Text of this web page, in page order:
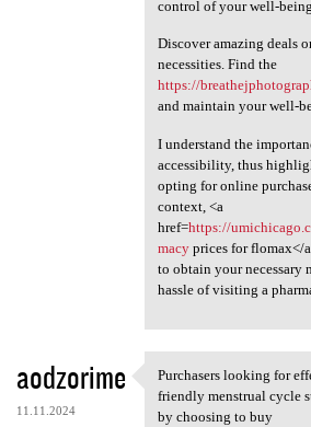
control of your well-
Discover amazing deals
necessities. Find the
https://
and maintain your well-
I understand the
accessibility, thus
opting for online
context, <a
href=https://
macyprices for flomax</
to obtain your necessary
hassle of visiting a
aodzorime
11.11.2024
Purchasers looking
Purchasers looking for
friendly menstrual cycle
by choosing to buy